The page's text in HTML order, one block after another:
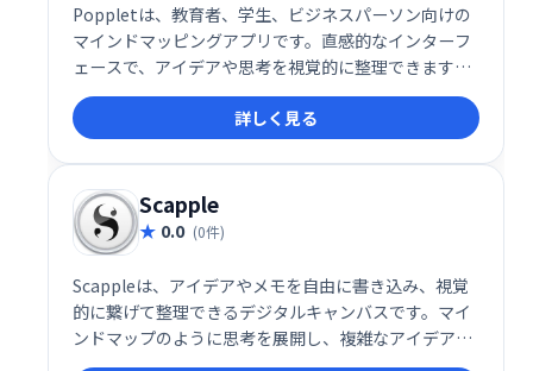
Poppletは、教育者、学生、ビジネスパーソン向けの
マインドマッピングアプリです。直感的なインターフ
ェースで、アイデアや思考を視覚的に整理できます。
四角形(popple)を使って情報を分類し、名前変更、サ
イズ変更、移動も可能です。プロジェクト計画やブレ
ーンストーミングに最適で、視覚学習の強化にも役立
ちます。
詳しく見る
Scapple
0.0 (0件)
Scappleは、アイデアやメモを自由に書き込み、視覚
的に繋げて整理できるデジタルキャンバスです。マイ
ンドマップのように思考を展開し、複雑なアイデアを
シンプルに整理できます。直感的な操作で、思いつい